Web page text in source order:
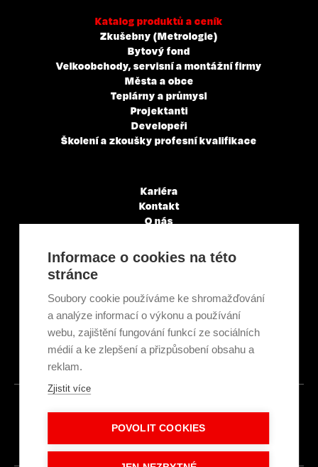
Katalog produktů a ceník
Zkušebny (Metrologie)
Bytový fond
Velkoobchody, servisní a montážní firmy
Města a obce
Teplárny a průmysl
Projektanti
Developeři
Školení a zkoušky profesní kvalifikace
Kariéra
Kontakt
O nás
Články a novinky
GDPR & Cookies
Ekologická recyklace
Projekty EU
Intranet - Přihlášení
Přihlášení
© 2026
Informace o cookies na této
stránce
Soubory cookie používáme ke shromažďování
a analýze informací o výkonu a používání
webu, zajištění fungování funkcí ze sociálních
médií a ke zlepšení a přizpůsobení obsahu a
reklam.
Zjistit více
POVOLIT COOKIES